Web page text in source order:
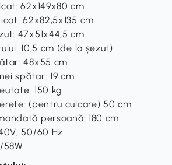
62x149x80 cm
62x82,5x135 cm
47x51x44,5 cm
10,5 cm (de la șezut)
48x55 cm
spătar: 19 cm
150 kg
(pentru culcare) 50 cm
persoană: 180 cm
50/60 Hz
58W